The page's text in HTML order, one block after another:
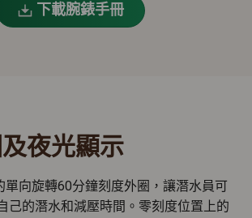
下載腕錶手冊
夜光顯示
單向旋轉60分鐘刻度外圈，讓潛水員可
己的潛水和減壓時間。零刻度位置上的